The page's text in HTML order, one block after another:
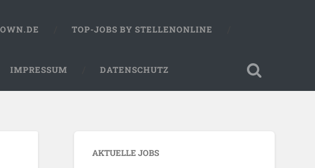
TOP-JOBS BY STELLENONLINE
IMPRESSUM DATENSCHUTZ
AKTUELLE JOBS